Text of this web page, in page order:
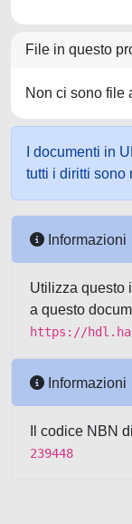
File in questo
Non ci sono file
I documenti in
tutti i diritti sono
Informazioni
Utilizza questo
a questo
https://
Informazioni
Il codice NBN
239448